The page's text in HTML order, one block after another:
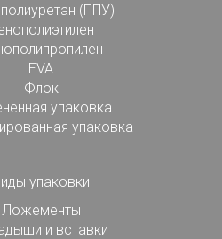
(ППУ)
EVA
Флок
упаковка
упаковка
упаковки
Ложементы
и вставки